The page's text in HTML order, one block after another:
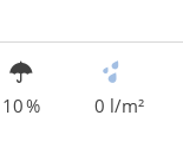
10 % 0 l/m²